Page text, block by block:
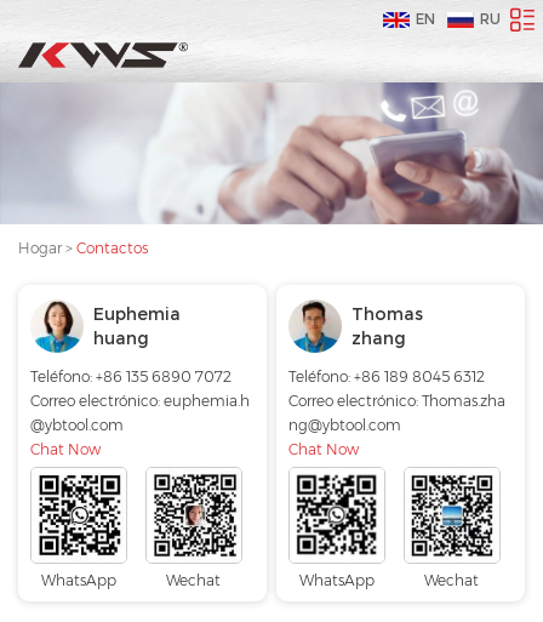
EN RU
Hogar> Contactos
Euphemia
huang
Teléfono: +86 135 6890 7072
Correo electrónico: euphemia.h
@ybtool.com
Chat Now
WhatsApp Wechat
Thomas
zhang
Teléfono: +86 189 8045 6312
Correo electrónico:Thomas.zha
ng@ybtool.com
Chat Now
WhatsApp Wechat